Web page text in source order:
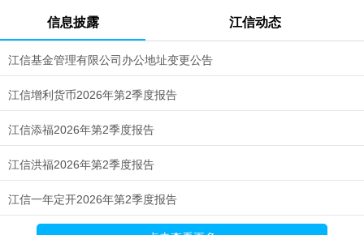
信息披露 江信动态
江信基金管理有限公司办公地址变更公告
江信增利货币2026年第2季度报告
江信添福2026年第2季度报告
江信洪福2026年第2季度报告
江信一年定开2026年第2季度报告